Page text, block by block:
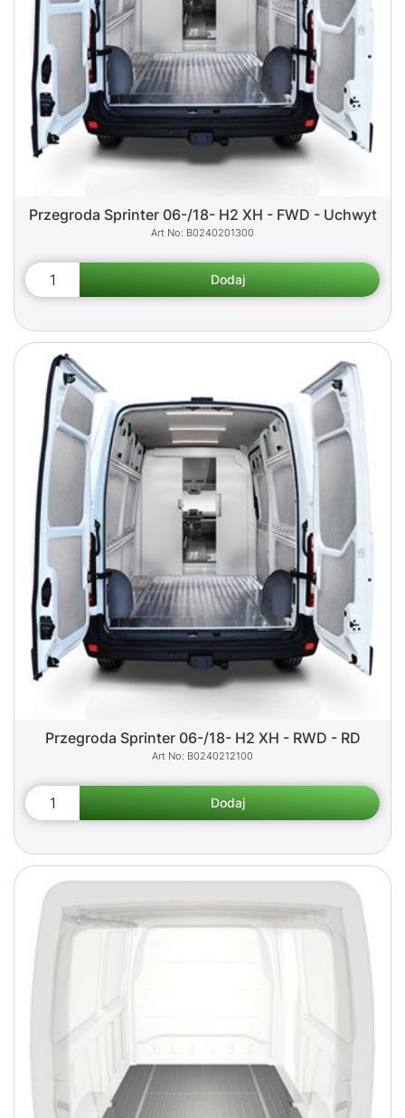
Przegroda Sprinter 06-/18- H2 XH - FWD - Uchwyt
B0240201300
Przegroda Sprinter 06-/18- H2 XH - RWD - RD
B0240212100